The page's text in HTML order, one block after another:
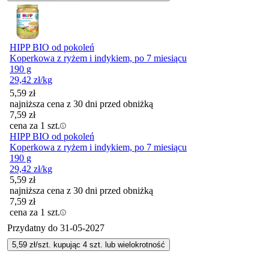
HIPP BIO od pokoleń
Koperkowa z ryżem i indykiem, po 7 miesiącu
190 g
29,42 zł/kg
5,59 zł
najniższa cena z 30 dni przed obniżką
7,59 zł
cena za 1 szt.
HIPP BIO od pokoleń
Koperkowa z ryżem i indykiem, po 7 miesiącu
190 g
29,42 zł/kg
5,59 zł
najniższa cena z 30 dni przed obniżką
7,59 zł
cena za 1 szt.
Przydatny do 31-05-2027
5,59 zł/szt. kupując 4 szt. lub wielokrotność